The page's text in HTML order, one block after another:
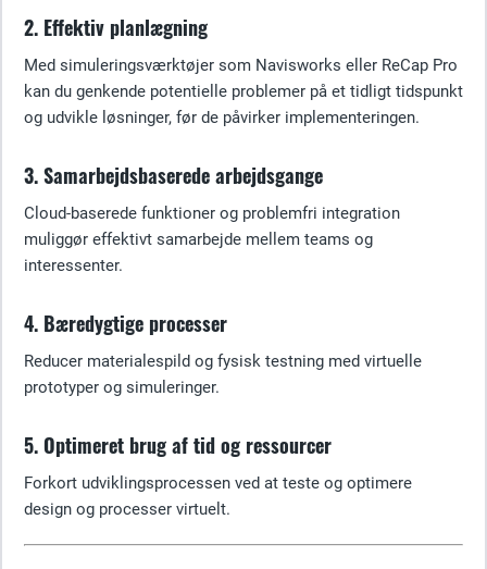
2. Effektiv planlægning
Med simuleringsværktøjer som Navisworks eller ReCap Pro
kan du genkende potentielle problemer på et tidligt tidspunkt
og udvikle løsninger, før de påvirker implementeringen.
3. Samarbejdsbaserede arbejdsgange
Cloud-baserede funktioner og problemfri integration
muliggør effektivt samarbejde mellem teams og
interessenter.
4. Bæredygtige processer
Reducer materialespild og fysisk testning med virtuelle
prototyper og simuleringer.
5. Optimeret brug af tid og ressourcer
Forkort udviklingsprocessen ved at teste og optimere
design og processer virtuelt.